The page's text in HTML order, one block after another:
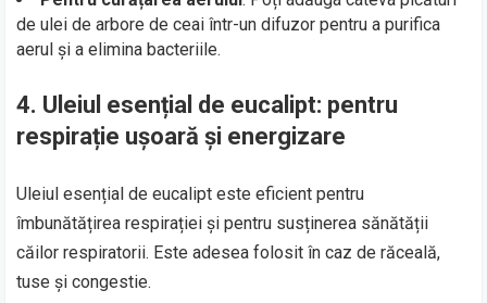
de ulei de arbore de ceai într-un difuzor pentru a purifica
aerul și a elimina bacteriile.
4. Uleiul esențial de eucalipt: pentru
respirație ușoară și energizare
Uleiul esențial de eucalipt este eficient pentru
îmbunătățirea respirației și pentru susținerea sănătății
căilor respiratorii. Este adesea folosit în caz de răceală,
tuse și congestie.